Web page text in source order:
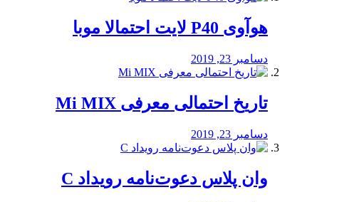
هوآوی P40 لایت احتمالا موبا
دسامبر 23, 2019
تاریخ احتمالی معرفی Mi MIX
دسامبر 23, 2019
وان پلاس دعوت‌نامه رویداد C